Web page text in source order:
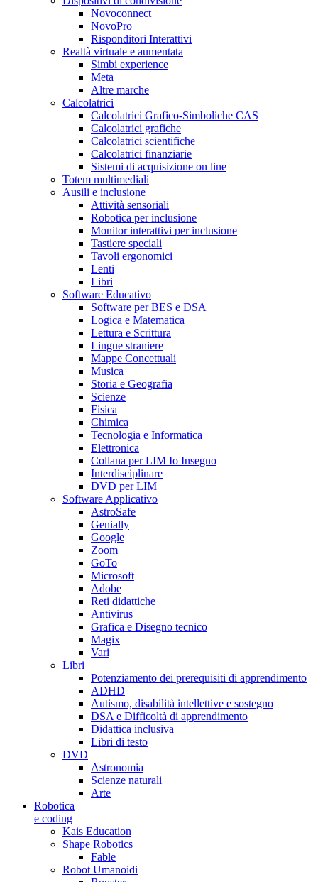
Novoconnect
NovoPro
Risponditori Interattivi
Realtà virtuale e aumentata
Simbi experience
Meta
Altre marche
Calcolatrici
Calcolatrici Grafico-Simboliche CAS
Calcolatrici grafiche
Calcolatrici scientifiche
Calcolatrici finanziarie
Sistemi di acquisizione on line
Totem multimediali
Ausili e inclusione
Attività sensoriali
Robotica per inclusione
Monitor interattivi per inclusione
Tastiere speciali
Tavoli ergonomici
Lenti
Libri
Software Educativo
Software per BES e DSA
Logica e Matematica
Lettura e Scrittura
Lingue straniere
Mappe Concettuali
Musica
Storia e Geografia
Scienze
Fisica
Chimica
Tecnologia e Informatica
Elettronica
Collana per LIM Io Insegno
Interdisciplinare
DVD per LIM
Software Applicativo
AstroSafe
Genially
Google
Zoom
GoTo
Microsoft
Adobe
Reti didattiche
Antivirus
Grafica e Disegno tecnico
Magix
Vari
Libri
Potenziamento dei prerequisiti di apprendimento
ADHD
Autismo, disabilità intellettive e sostegno
DSA e Difficoltà di apprendimento
Didattica inclusiva
Libri di testo
DVD
Astronomia
Scienze naturali
Arte
Robotica
e coding
Kais Education
Shape Robotics
Fable
Robot Umanoidi